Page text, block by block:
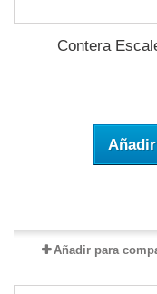
Contera
Añadir para